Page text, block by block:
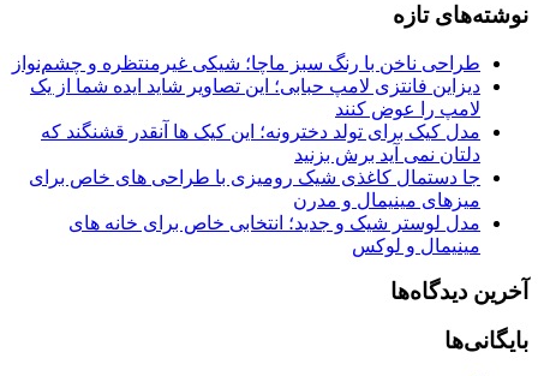
نوشته‌های تازه
طراحی ناخن با رنگ سبز ماچا؛ شیکی غیرمنتظره و چشم‌نواز
دیزاین فانتزی لامپ حبابی؛ این تصاویر شاید ایده شما از یک
لامپ را عوض کنند
مدل کیک برای تولد دخترونه؛ این کیک ها آنقدر قشنگند که
دلتان نمی آید برش بزنید
جا دستمال کاغذی شیک رومیزی با طراحی های خاص برای
میزهای مینیمال و مدرن
مدل لوستر شیک و جدید؛ انتخابی خاص برای خانه های
مینیمال و لوکس
آخرین دیدگاه‌ها
بایگانی‌ها